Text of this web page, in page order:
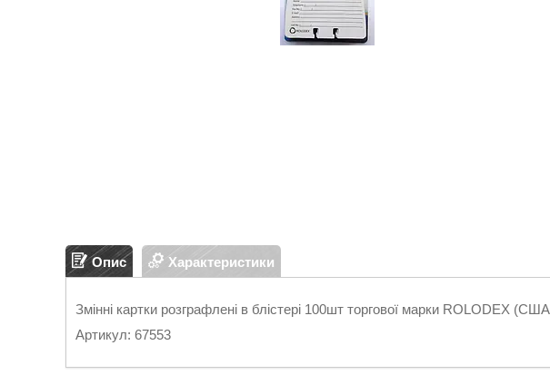
Опис Характеристики
Змінні картки розграфлені в блістері 100шт торгової марки ROLODEX
Артикул: 67553